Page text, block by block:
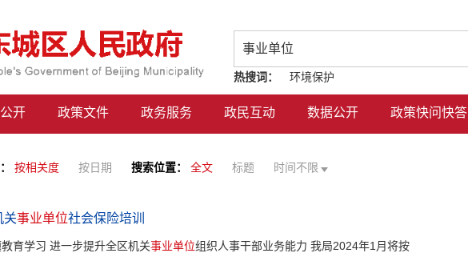
热搜词： 环境保护
开 政策文件 政务服务 政民互动 数据公开 政策快问快答
按相关度 按日期 搜索位置： 全文 标题 时间不限
关事业单位社会保险培训
育学习 进一步提升全区机关事业单位组织人事干部业务能力 我局2024年1月将按